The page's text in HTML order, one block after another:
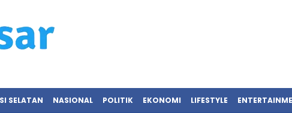
SELATAN NASIONAL POLITIK EKONOMI LIFESTYLE